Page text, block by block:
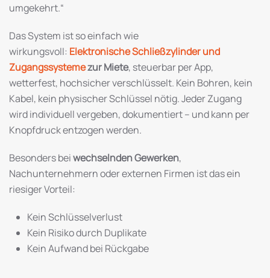
umgekehrt.“
Das System ist so einfach wie
wirkungsvoll: Elektronische Schließzylinder und
Zugangssystemezur Miete, steuerbar per App,
wetterfest, hochsicher verschlüsselt. Kein Bohren, kein
Kabel, kein physischer Schlüssel nötig. Jeder Zugang
wird individuell vergeben, dokumentiert – und kann per
Knopfdruck entzogen werden.
Besonders beiwechselnden Gewerken,
Nachunternehmern oder externen Firmen ist das ein
riesiger Vorteil:
Kein Schlüsselverlust
Kein Risiko durch Duplikate
Kein Aufwand bei Rückgabe